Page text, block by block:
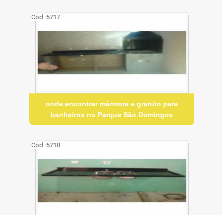
Cod.:5717
onde encontrar mármore e granito para
banheiros no Parque São Domingos
Cod.:5718